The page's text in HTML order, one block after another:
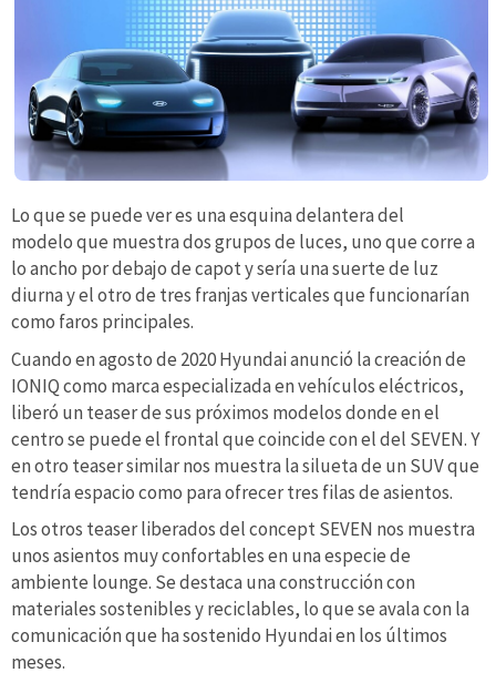
Lo que se puede ver es una esquina delantera del
modelo que muestra dos grupos de luces, uno que corre a
lo ancho por debajo de capot y sería una suerte de luz
diurna y el otro de tres franjas verticales que funcionarían
como faros principales.
Cuando en agosto de 2020 Hyundai anunció la creación de
IONIQ como marca especializada en vehículos eléctricos,
liberó un teaser de sus próximos modelos donde en el
centro se puede el frontal que coincide con el del SEVEN. Y
en otro teaser similar nos muestra la silueta de un SUV que
tendría espacio como para ofrecer tres filas de asientos.
Los otros teaser liberados del concept SEVEN nos muestra
unos asientos muy confortables en una especie de
ambiente lounge. Se destaca una construcción con
materiales sostenibles y reciclables, lo que se avala con la
comunicación que ha sostenido Hyundai en los últimos
meses.